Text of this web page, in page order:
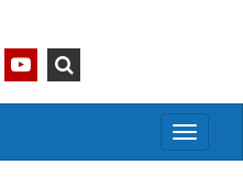
Activar/
menú